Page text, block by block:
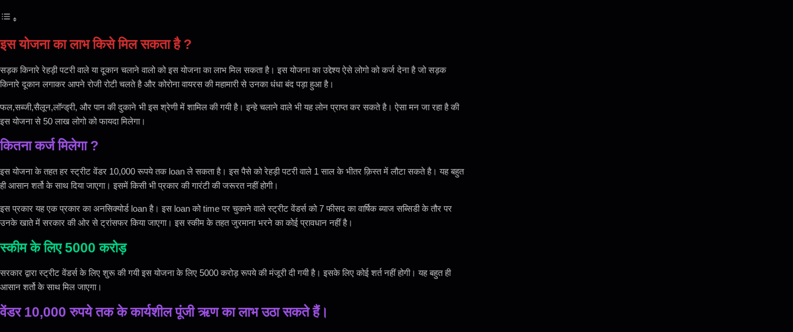
इस योजना का लाभ किसे मिल सकता है ?
सड़क किनारे रेहड़ी पटरी वाले या दूकान चलाने वालो को इस योजना का लाभ मिल सकता है। इस योजना का उद्देश्य ऐसे लोगो को कर्ज देना है जो सड़क
किनारे दूकान लगाकर आपने रोजी रोटी चलते है और कोरोना वायरस की महामारी से उनका धंधा बंद पड़ा हुआ है।
फल,सब्जी,सैलून,लॉन्ड्री, और पान की दुकाने भी इस श्रेणी में शामिल की गयी है। इन्हे चलाने वाले भी यह लोन प्राप्त कर सकते है। ऐसा मन जा रहा है की
इस योजना से 50 लाख लोगो को फायदा मिलेगा।
कितना कर्ज मिलेगा ?
इस योजना के तहत हर स्ट्रीट वेंडर 10,000 रूपये तक loan ले सकता है। इस पैसे को रेहड़ी पटरी वाले 1 साल के भीतर क़िस्त में लौटा सकते है। यह बहुत
ही आसान शर्तो के साथ दिया जाएगा। इसमें किसी भी प्रकार की गारंटी की जरूरत नहीं होगी।
इस प्रकार यह एक प्रकार का अनसिक्योर्ड loan है। इस loan को time पर चुकाने वाले स्ट्रीट वेंडर्स को 7 फीसद का वार्षिक ब्याज सब्सिडी के तौर पर
उनके खाते में सरकार की ओर से ट्रांसफर किया जाएगा। इस स्कीम के तहत जुरमाना भरने का कोई प्रावधान नहीं है।
स्कीम के लिए 5000 करोड़
सरकार द्वारा स्ट्रीट वेंडर्स के लिए शुरू की गयी इस योजना के लिए 5000 करोड़ रूपये की मंजूरी दी गयी है। इसके लिए कोई शर्त नहीं होगी। यह बहुत ही
आसान शर्तो के साथ मिल जाएगा।
वेंडर 10,000 रुपये तक के कार्यशील पूंजी ऋण का लाभ उठा सकते हैं।